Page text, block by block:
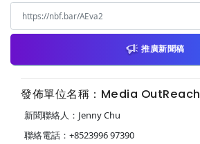
推廣新聞稿
發佈單位名稱：Media OutReach
新聞聯絡人：Jenny Chu
聯絡電話：+8523996 97390